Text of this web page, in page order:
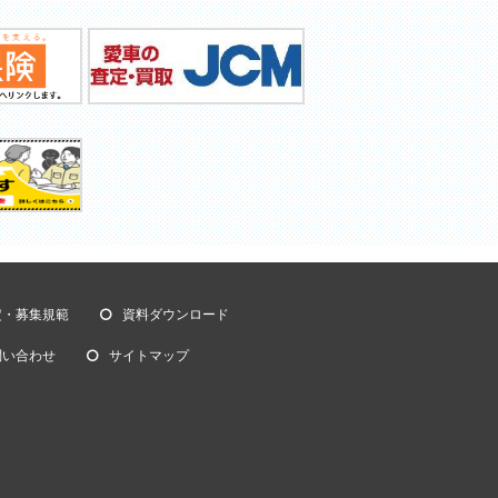
募集規範 資料ダウンロード
合わせ サイトマップ